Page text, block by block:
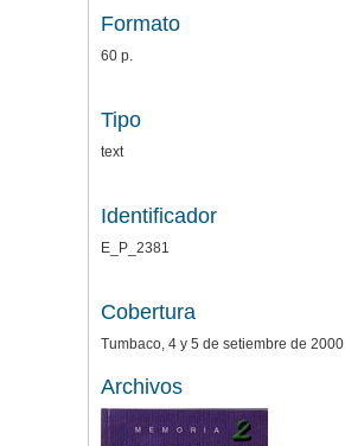
Formato
60 p.
Tipo
text
Identificador
E_P_2381
Cobertura
Tumbaco, 4 y 5 de setiembre de 2000
Archivos